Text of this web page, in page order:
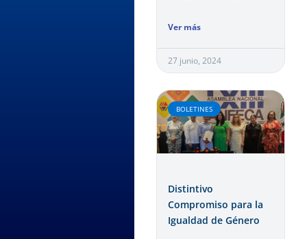
Ver más
27 junio, 2024
BOLETINES
Distintivo
Compromiso para la
Igualdad de Género